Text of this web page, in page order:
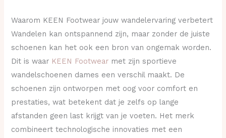
Waarom KEEN Footwear jouw wandelervaring verbetert
Wandelen kan ontspannend zijn, maar zonder de juiste
schoenen kan het ook een bron van ongemak worden.
Dit is waar KEEN Footwear met zijn sportieve
wandelschoenen dames een verschil maakt. De
schoenen zijn ontworpen met oog voor comfort en
prestaties, wat betekent dat je zelfs op lange
afstanden geen last krijgt van je voeten. Het merk
combineert technologische innovaties met een